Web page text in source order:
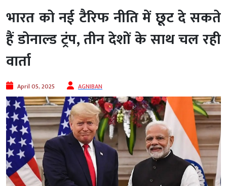
भारत को नई टैरिफ नीति में छूट दे सकते
हैं डोनाल्ड ट्रंप, तीन देशों के साथ चल रही
वार्ता
April 05, 2025 AGNIBAN